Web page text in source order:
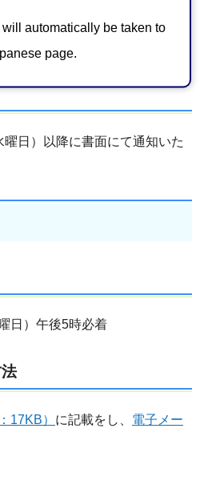
automatically be taken to
page.
郵便等の記録が残るものに限
日）以降に書面にて通知いた
日）午後5時必着
17KB） に記載をし、 電子メー